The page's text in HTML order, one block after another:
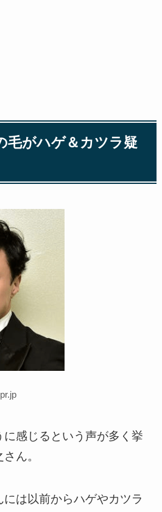
毛がハゲ＆カツラ疑
感じるという声が多く挙
ん。
は以前からハゲやカツラ